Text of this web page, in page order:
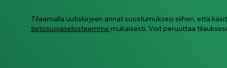
Tilaamalla uutiskirjeen annat suostumuksesi siihen, että
tietosuojaselosteemme mukaisesti. Voit peruuttaa